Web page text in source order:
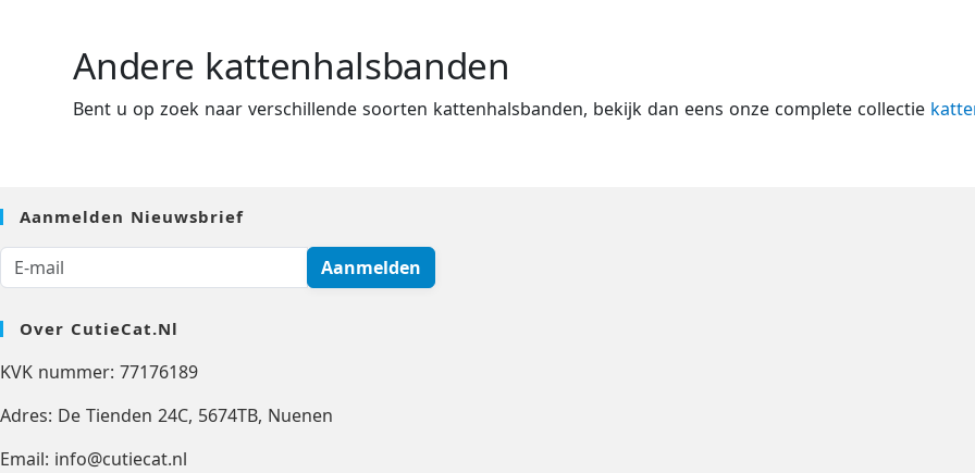
Andere kattenhalsbanden
Bent u op zoek naar verschillende soorten kattenhalsbanden, bekijk dan eens onze complete collectie
Aanmelden Nieuwsbrief
Aanmelden
Over CutieCat.nl
KVK nummer: 77176189
Adres: De Tienden 24C, 5674TB, Nuenen
Email: info@cutiecat.nl